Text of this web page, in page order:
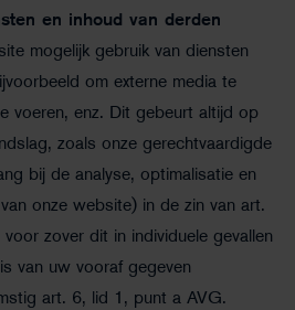
en inhoud van derden
mogelijk gebruik van diensten
om externe media te
voeren, enz. Dit gebeurt altijd op
zoals onze gerechtvaardigde
bij de analyse, optimalisatie en
onze website) in de zin van art.
zover dit in individuele gevallen
van uw vooraf gegeven
art. 6, lid 1, punt a AVG.